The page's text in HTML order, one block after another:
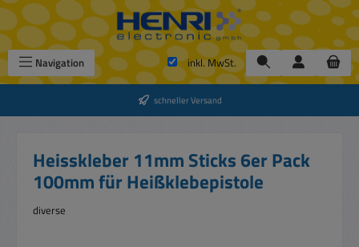
Zum Hauptinhalt springen
Navigation inkl. MwSt.
schneller Versand
Heisskleber 11mm Sticks 6er Pack
100mm für Heißklebepistole
diverse